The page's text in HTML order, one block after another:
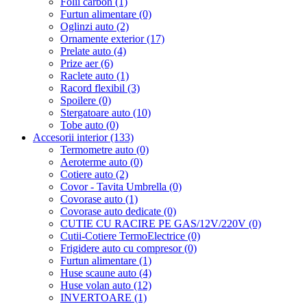
Furtun alimentare (0)
Oglinzi auto (2)
Ornamente exterior (17)
Prelate auto (4)
Prize aer (6)
Raclete auto (1)
Racord flexibil (3)
Spoilere (0)
Stergatoare auto (10)
Tobe auto (0)
Accesorii interior (133)
Termometre auto (0)
Aeroterme auto (0)
Cotiere auto (2)
Covor - Tavita Umbrella (0)
Covorase auto (1)
Covorase auto dedicate (0)
CUTIE CU RACIRE PE GAS/12V/220V (0)
Cutii-Cotiere TermoElectrice (0)
Frigidere auto cu compresor (0)
Furtun alimentare (1)
Huse scaune auto (4)
Huse volan auto (12)
INVERTOARE (1)